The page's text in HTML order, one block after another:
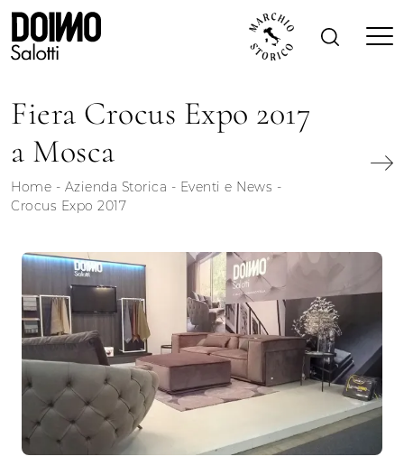
Fiera Crocus Expo 2017
a Mosca
Home - Azienda Storica - Eventi e News -
Crocus Expo 2017